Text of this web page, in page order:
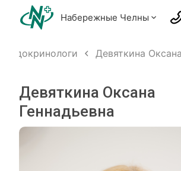
Набережные Челны
Эндокринологи Девяткина
Девяткина Оксана
Геннадьевна